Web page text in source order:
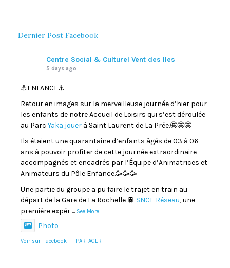
Dernier Post Facebook
Centre Social & Culturel Vent des Iles
5 days ago
⚓️ENFANCE⚓️
Retour en images sur la merveilleuse journée d’hier pour
les enfants de notre Accueil de Loisirs qui s’est déroulée
au Parc Yaka jouer à Saint Laurent de La Prée.🤩🤩🤩
Ils étaient une quarantaine d’enfants âgés de 03 à 06
ans à pouvoir profiter de cette journée extraordinaire
accompagnés et encadrés par l’Équipe d’Animatrices et
Animateurs du Pôle Enfance.🥳🥳🥳
Une partie du groupe a pu faire le trajet en train au
départ de la Gare de La Rochelle 🚆 SNCF Réseau, une
première expér ... See More
Photo
Voir sur Facebook · PARTAGER